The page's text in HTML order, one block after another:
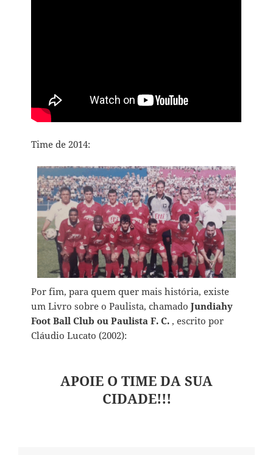
Time de 2014:
Por fim, para quem quer mais história, existe
um Livro sobre o Paulista, chamadoJundiahy
Foot Ball Club ou Paulista F. C. , escrito por
Cláudio Lucato (2002):
APOIE O TIME DA SUA
CIDADE!!!